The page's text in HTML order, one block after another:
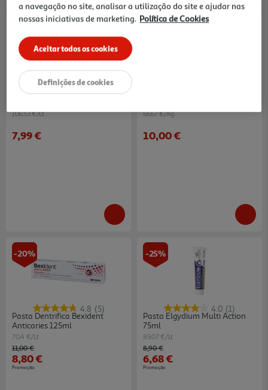
5.0 (2)
Pasta Elmex Sensitive 75ml
106.53 €/Lt
7,99 €
66.67 €/Kg
10,00 €
-20%
4.8 (5)
Pasta Dentrifica Bexident
Anticaries 125ml
70.4 €/Lt
Price reduced from
11,00 €to
8,80 €
Promoção
-25%
4.0 (1)
Pasta Elgydium Multi Action
75ml
89.07 €/Lt
Price reduced from
8,90 €to
6,68 €
Promoção
a navegação no site, analisar a utilização do site e ajudar nas
nossas iniciativas de marketing. Política de Cookies
Aceitar todos os cookies
Definições de cookies